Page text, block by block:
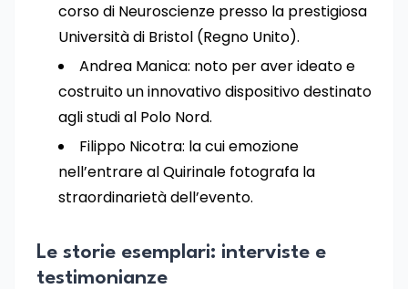
corso di Neuroscienze presso la prestigiosa
Università di Bristol (Regno Unito).
Andrea Manica: noto per aver ideato e
costruito un innovativo dispositivo destinato
agli studi al Polo Nord.
Filippo Nicotra: la cui emozione
nell’entrare al Quirinale fotografa la
straordinarietà dell’evento.
Le storie esemplari: interviste e
testimonianze